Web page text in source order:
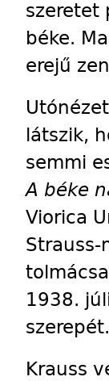
szeretet
béke.
erejű
látszik,
semmi
A béke
Viorica
1938.
szerepét.
Krauss